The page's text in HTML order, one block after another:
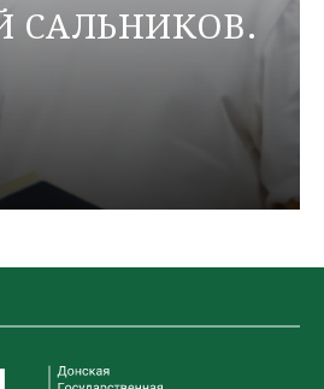
САЛЬНИКОВ.